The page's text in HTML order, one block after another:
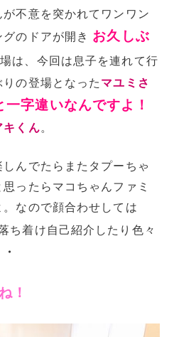
不意を突かれてワンワン
のドアが開き お久しぶ
は、今回は息子を連れて行
の登場となった マユミさ
一字違いなんですよ！
キくん。
んでたらまたタプーちゃ
ったらマコちゃんファミ
なので顔合わせしては
ち着け自己紹介したり色々
！